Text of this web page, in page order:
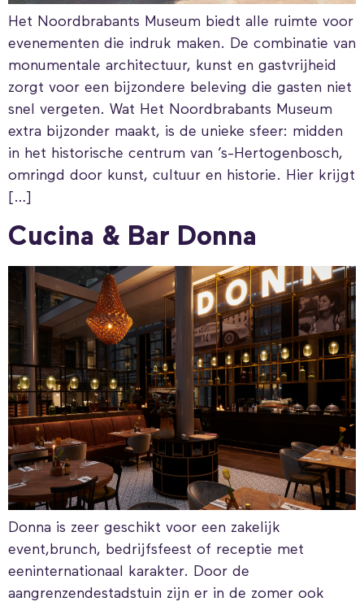
Het Noordbrabants Museum biedt alle ruimte voor
evenementen die indruk maken. De combinatie van
monumentale architectuur, kunst en gastvrijheid
zorgt voor een bijzondere beleving die gasten niet
snel vergeten. Wat Het Noordbrabants Museum
extra bijzonder maakt, is de unieke sfeer: midden
in het historische centrum van ’s-Hertogenbosch,
omringd door kunst, cultuur en historie. Hier krijgt
[…]
Cucina & Bar Donna
Donna is zeer geschikt voor een zakelijk
event,brunch, bedrijfsfeest of receptie met
eeninternationaal karakter. Door de
aangrenzendestadstuin zijn er in de zomer ook